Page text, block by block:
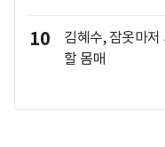
10
김혜수, 잠옷마
할 몸매